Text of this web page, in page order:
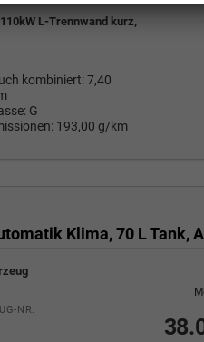
L-Trennwand kurz,
kombiniert:7,40
G
193,00 g/km
NR.